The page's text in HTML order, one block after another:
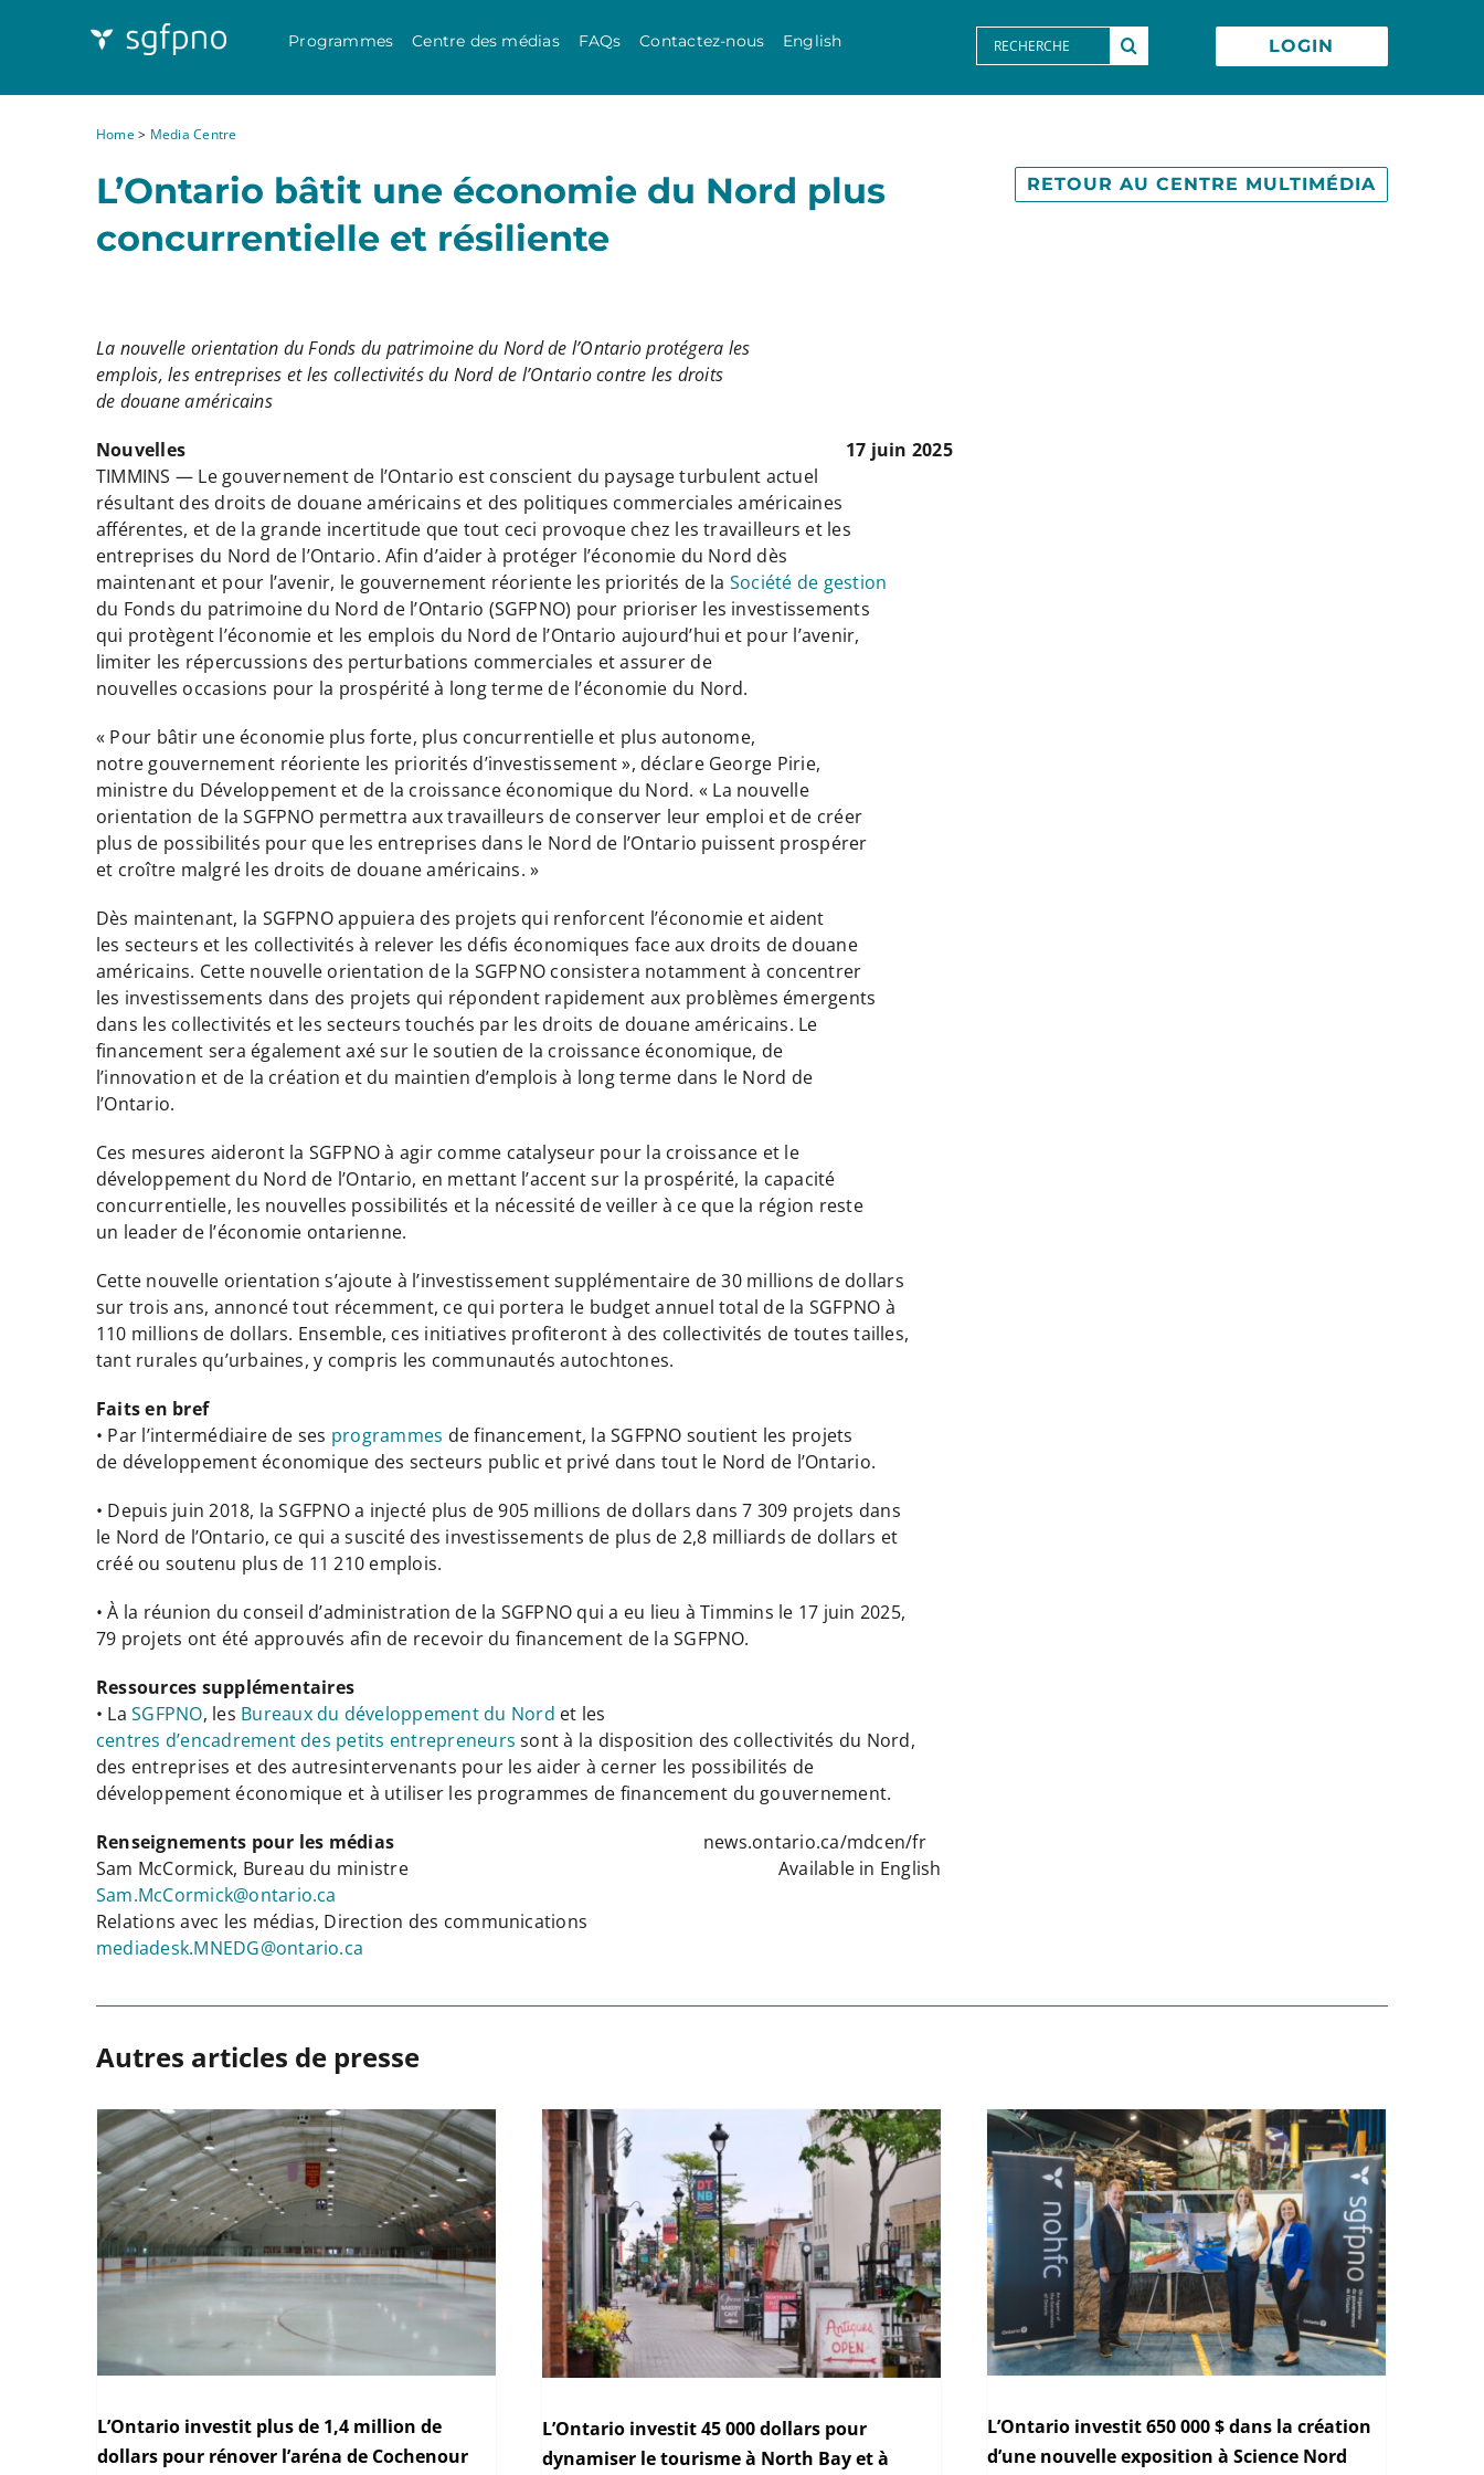
Programmes Centre des médias FAQs Contactez-nous English
Search
for:
LOGIN
Home> Media Centre
L’Ontario bâtit une économie du Nord plus
concurrentielle et résiliente
RETOUR AU CENTRE MULTIMÉDIA
La nouvelle orientation du Fonds du patrimoine du Nord de l’Ontario protégera les
emplois, les entreprises et les collectivités du Nord de l’Ontario contre les droits
de douane américains
Nouvelles
17 juin 2025
TIMMINS — Le gouvernement de l’Ontario est conscient du paysage turbulent actuel
résultant des droits de douane américains et des politiques commerciales américaines
afférentes, et de la grande incertitude que tout ceci provoque chez les travailleurs et les
entreprises du Nord de l’Ontario. Afin d’aider à protéger l’économie du Nord dès
maintenant et pour l’avenir, le gouvernement réoriente les priorités de la Société de gestion
du Fonds du patrimoine du Nord de l’Ontario (SGFPNO) pour prioriser les investissements
qui protègent l’économie et les emplois du Nord de l’Ontario aujourd’hui et pour l’avenir,
limiter les répercussions des perturbations commerciales et assurer de
nouvelles occasions pour la prospérité à long terme de l’économie du Nord.
« Pour bâtir une économie plus forte, plus concurrentielle et plus autonome,
notre gouvernement réoriente les priorités d’investissement », déclare George Pirie,
ministre du Développement et de la croissance économique du Nord. « La nouvelle
orientation de la SGFPNO permettra aux travailleurs de conserver leur emploi et de créer
plus de possibilités pour que les entreprises dans le Nord de l’Ontario puissent prospérer
et croître malgré les droits de douane américains. »
Dès maintenant, la SGFPNO appuiera des projets qui renforcent l’économie et aident
les secteurs et les collectivités à relever les défis économiques face aux droits de douane
américains. Cette nouvelle orientation de la SGFPNO consistera notamment à concentrer
les investissements dans des projets qui répondent rapidement aux problèmes émergents
dans les collectivités et les secteurs touchés par les droits de douane américains. Le
financement sera également axé sur le soutien de la croissance économique, de
l’innovation et de la création et du maintien d’emplois à long terme dans le Nord de
l’Ontario.
Ces mesures aideront la SGFPNO à agir comme catalyseur pour la croissance et le
développement du Nord de l’Ontario, en mettant l’accent sur la prospérité, la capacité
concurrentielle, les nouvelles possibilités et la nécessité de veiller à ce que la région reste
un leader de l’économie ontarienne.
Cette nouvelle orientation s’ajoute à l’investissement supplémentaire de 30 millions de dollars
sur trois ans, annoncé tout récemment, ce qui portera le budget annuel total de la SGFPNO à
110 millions de dollars. Ensemble, ces initiatives profiteront à des collectivités de toutes tailles,
tant rurales qu’urbaines, y compris les communautés autochtones.
Faits en bref
• Par l’intermédiaire de ses programmes de financement, la SGFPNO soutient les projets
de développement économique des secteurs public et privé dans tout le Nord de l’Ontario.
• Depuis juin 2018, la SGFPNO a injecté plus de 905 millions de dollars dans 7 309 projets dans
le Nord de l’Ontario, ce qui a suscité des investissements de plus de 2,8 milliards de dollars et
créé ou soutenu plus de 11 210 emplois.
• À la réunion du conseil d’administration de la SGFPNO qui a eu lieu à Timmins le 17 juin 2025,
79 projets ont été approuvés afin de recevoir du financement de la SGFPNO.
Ressources supplémentaires
• LaSGFPNO, les Bureaux du développement du Nord et les
centres d’encadrement des petits entrepreneurs sont à la disposition des collectivités du Nord,
des entreprises et des autresintervenants pour les aider à cerner les possibilités de
développement économique et à utiliser les programmes de financement du gouvernement.
Renseignements pour les médias news.ontario.ca/mdcen/fr
Sam McCormick, Bureau du ministre Available in English
Sam.McCormick@ontario.ca
Relations avec les médias, Direction des communications
mediadesk.MNEDG@ontario.ca
Autres articles de presse
L’Ontario investit plus de 1,4 million de
dollars pour rénover l’aréna de Cochenour
L’Ontario investit 45 000 dollars pour
dynamiser le tourisme à North Bay et à
L’Ontario investit 650 000 $ dans la création
d’une nouvelle exposition à Science Nord